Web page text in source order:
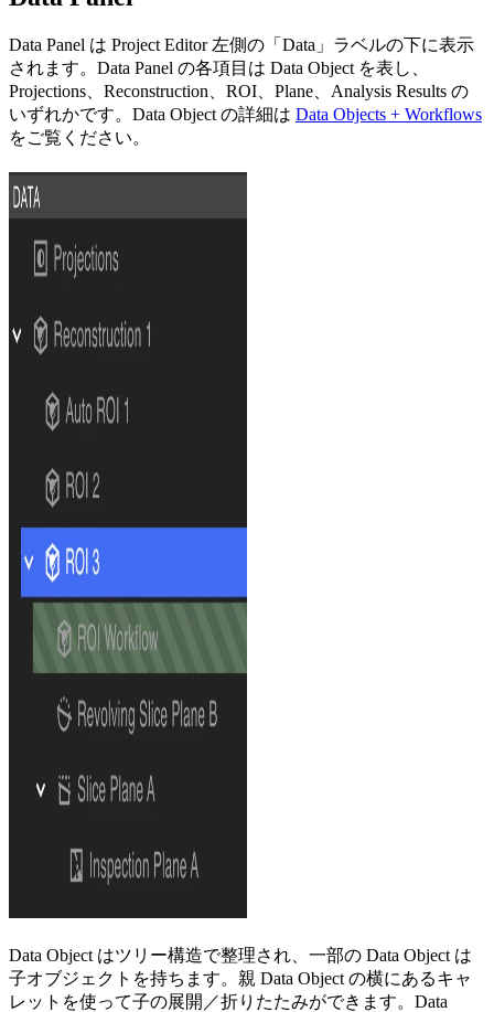
Data Panel は Project Editor 左側の「Data」ラベルの下に表示
されます。Data Panel の各項目は Data Object を表し、
Projections、Reconstruction、ROI、Plane、Analysis Results の
いずれかです。Data Object の詳細は Data Objects + Workflows
をご覧ください。
Data Object はツリー構造で整理され、一部の Data Object は
子オブジェクトを持ちます。親 Data Object の横にあるキャ
レットを使って子の展開／折りたたみができます。Data